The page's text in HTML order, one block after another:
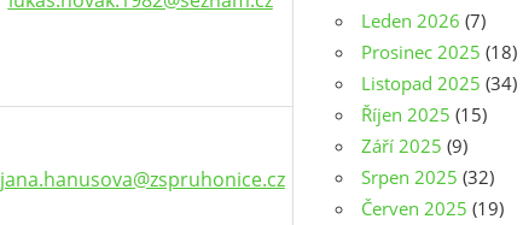
jana.hanusova@zspruhonice.cz
Leden 2026 (7)
Prosinec 2025 (18)
Listopad 2025 (34)
Říjen 2025 (15)
Září 2025 (9)
Srpen 2025 (32)
Červen 2025 (19)